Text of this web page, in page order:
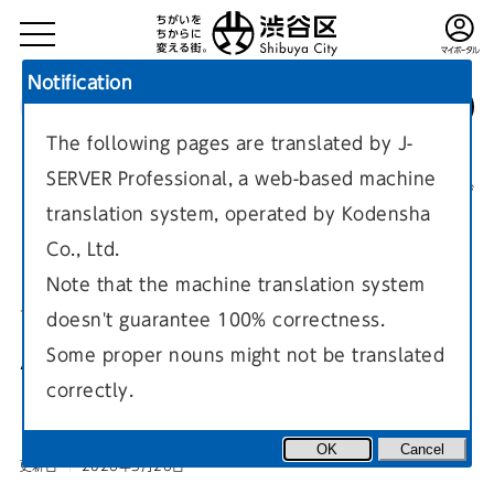
路上喫煙対策
現在のページ
AIカメラを用いた路上喫煙対策
（実証実験）
更新日 2026年3月26日
Notification
The following pages are translated by J-
SERVER Professional, a web-based machine
translation system, operated by Kodensha
Co., Ltd.
Note that the machine translation system
doesn't guarantee 100% correctness.
Some proper nouns might not be translated
correctly.
OK Cancel